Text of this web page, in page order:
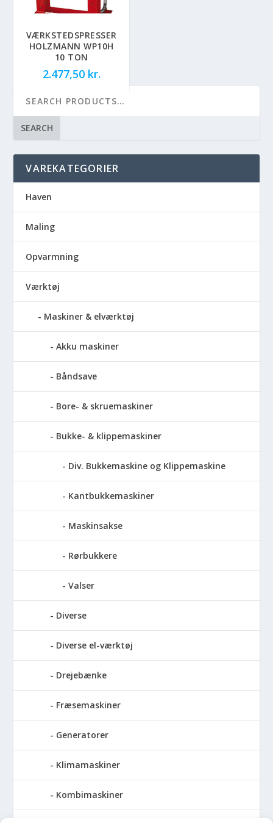
VÆRKSTEDSPRESSER
HOLZMANN WP10H
10 TON
2.477,50 kr.
SEARCH
VAREKATEGORIER
Haven
Maling
Opvarmning
Værktøj
Maskiner & elværktøj
Akku maskiner
Båndsave
Bore- & skruemaskiner
Bukke- & klippemaskiner
Div. Bukkemaskine og Klippemaskine
Kantbukkemaskiner
Maskinsakse
Rørbukkere
Valser
Diverse
Diverse el-værktøj
Drejebænke
Fræsemaskiner
Generatorer
Klimamaskiner
Kombimaskiner